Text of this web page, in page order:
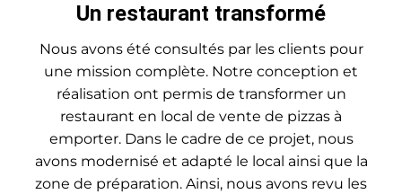
Un restaurant transformé
Nous avons été consultés par les clients pour
une mission complète. Notre conception et
réalisation ont permis de transformer un
restaurant en local de vente de pizzas à
emporter. Dans le cadre de ce projet, nous
avons modernisé et adapté le local ainsi que la
zone de préparation. Ainsi, nous avons revu les